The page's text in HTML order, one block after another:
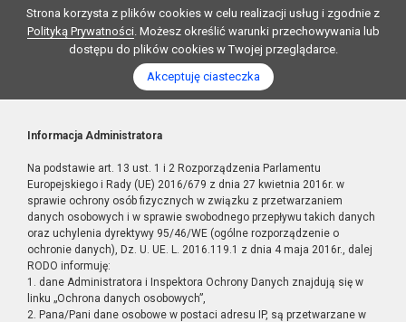
Strona korzysta z plików cookies w celu realizacji usług i zgodnie z
Polityką Prywatności. Możesz określić warunki przechowywania lub
dostępu do plików cookies w Twojej przeglądarce.
Akceptuję ciasteczka
Informacja Administratora
Na podstawie art. 13 ust. 1 i 2 Rozporządzenia Parlamentu
Europejskiego i Rady (UE) 2016/679 z dnia 27 kwietnia 2016r. w
sprawie ochrony osób fizycznych w związku z przetwarzaniem
danych osobowych i w sprawie swobodnego przepływu takich danych
oraz uchylenia dyrektywy 95/46/WE (ogólne rozporządzenie o
ochronie danych), Dz. U. UE. L. 2016.119.1 z dnia 4 maja 2016r., dalej
RODO informuję:
1. dane Administratora i Inspektora Ochrony Danych znajdują się w
linku „Ochrona danych osobowych”,
2. Pana/Pani dane osobowe w postaci adresu IP, są przetwarzane w